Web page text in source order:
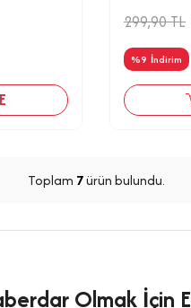
299,90TL
%9 İndirim
Toplam 7ürün bulundu.
Olmak İçin